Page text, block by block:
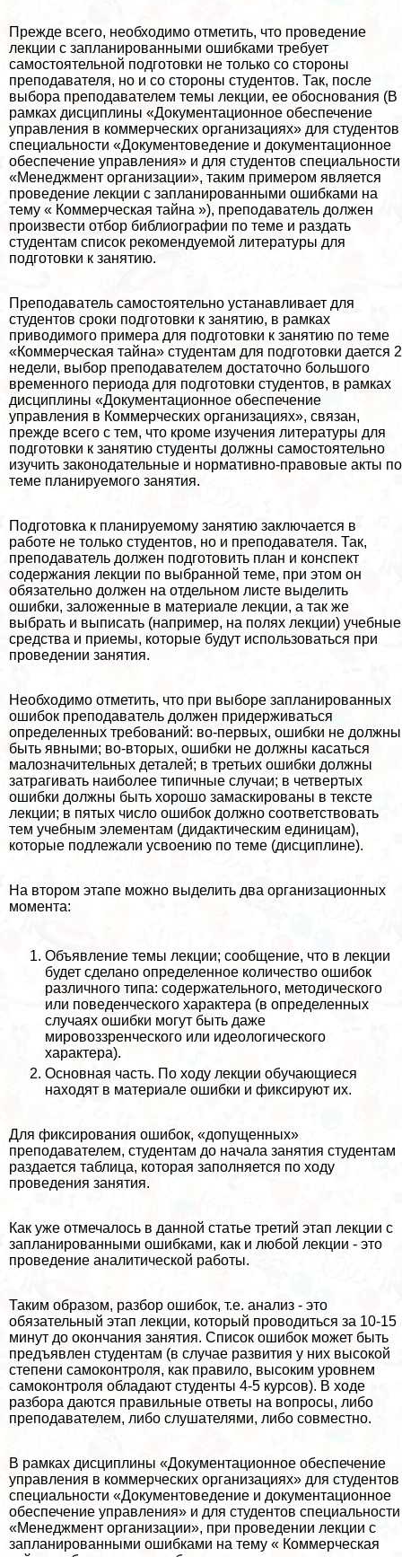
Прежде всего, необходимо отметить, что проведение
лекции с запланированными ошибками требует
самостоятельной подготовки не только со стороны
преподавателя, но и со стороны студентов. Так, после
выбора преподавателем темы лекции, ее обоснования (В
рамках дисциплины «Документационное обеспечение
управления в коммерческих организациях» для студентов
специальности «Документоведение и документационное
обеспечение управления» и для студентов специальности
«Менеджмент организации», таким примером является
проведение лекции с запланированными ошибками на
тему « Коммерческая тайна »), преподаватель должен
произвести отбор библиографии по теме и раздать
студентам список рекомендуемой литературы для
подготовки к занятию.
Преподаватель самостоятельно устанавливает для
студентов сроки подготовки к занятию, в рамках
приводимого примера для подготовки к занятию по теме
«Коммерческая тайна» студентам для подготовки дается 2
недели, выбор преподавателем достаточно большого
временного периода для подготовки студентов, в рамках
дисциплины «Документационное обеспечение
управления в Коммерческих организациях», связан,
прежде всего с тем, что кроме изучения литературы для
подготовки к занятию студенты должны самостоятельно
изучить законодательные и нормативно-правовые акты по
теме планируемого занятия.
Подготовка к планируемому занятию заключается в
работе не только студентов, но и преподавателя. Так,
преподаватель должен подготовить план и конспект
содержания лекции по выбранной теме, при этом он
обязательно должен на отдельном листе выделить
ошибки, заложенные в материале лекции, а так же
выбрать и выписать (например, на полях лекции) учебные
средства и приемы, которые будут использоваться при
проведении занятия.
Необходимо отметить, что при выборе запланированных
ошибок преподаватель должен придерживаться
определенных требований: во-первых, ошибки не должны
быть явными; во-вторых, ошибки не должны касаться
малозначительных деталей; в третьих ошибки должны
затрагивать наиболее типичные случаи; в четвертых
ошибки должны быть хорошо замаскированы в тексте
лекции; в пятых число ошибок должно соответствовать
тем учебным элементам (дидактическим единицам),
которые подлежали усвоению по теме (дисциплине).
На втором этапе можно выделить два организационных
момента:
Объявление темы лекции; сообщение, что в лекции
будет сделано определенное количество ошибок
различного типа: содержательного, методического
или поведенческого хаpaктера (в определенных
случаях ошибки могут быть даже
мировоззренческого или идеологического
хаpaктера).
Основная часть. По ходу лекции обучающиеся
находят в материале ошибки и фиксируют их.
Для фиксирования ошибок, «допущенных»
преподавателем, студентам до начала занятия студентам
раздается таблица, которая заполняется по ходу
проведения занятия.
Как уже отмечалось в данной статье третий этап лекции с
запланированными ошибками, как и любой лекции - это
проведение аналитической работы.
Таким образом, разбор ошибок, т.е. анализ - это
обязательный этап лекции, который проводиться за 10-15
минут до окончания занятия. Список ошибок может быть
предъявлен студентам (в случае развития у них высокой
степени самоконтроля, как правило, высоким уровнем
самоконтроля обладают студенты 4-5 курсов). В ходе
разбора даются правильные ответы на вопросы, либо
преподавателем, либо слушателями, либо совместно.
В рамках дисциплины «Документационное обеспечение
управления в коммерческих организациях» для студентов
специальности «Документоведение и документационное
обеспечение управления» и для студентов специальности
«Менеджмент организации», при проведении лекции с
запланированными ошибками на тему « Коммерческая